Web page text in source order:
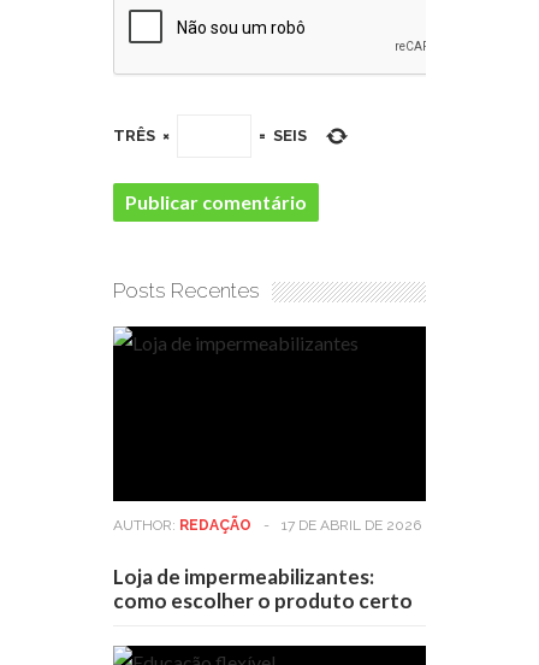
TRÊS × = SEIS
Posts Recentes
AUTHOR: REDAÇÃO - 17 DE ABRIL DE 2026
Loja de impermeabilizantes:
como escolher o produto certo